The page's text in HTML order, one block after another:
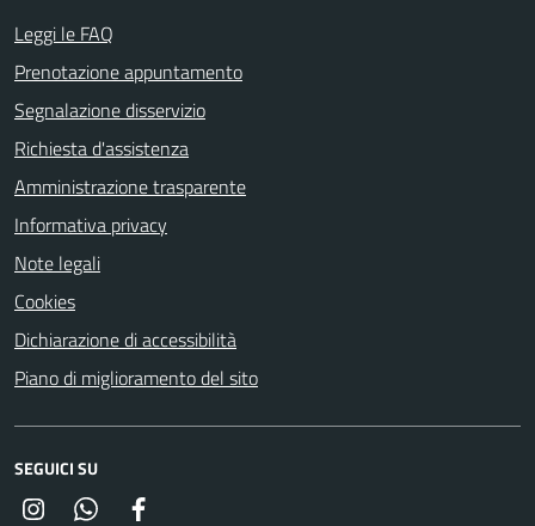
Leggi le FAQ
Prenotazione appuntamento
Segnalazione disservizio
Richiesta d'assistenza
Amministrazione trasparente
Informativa privacy
Note legali
Cookies
Dichiarazione di accessibilità
Piano di miglioramento del sito
SEGUICI SU
InstagramWhatsapp